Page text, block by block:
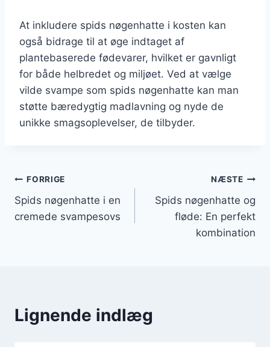
At inkludere spids nøgenhatte i kosten kan
også bidrage til at øge indtaget af
plantebaserede fødevarer, hvilket er gavnligt
for både helbredet og miljøet. Ved at vælge
vilde svampe som spids nøgenhatte kan man
støtte bæredygtig madlavning og nyde de
unikke smagsoplevelser, de tilbyder.
Indlægsnavigation
FORRIGE
Spids nøgenhatte i en
cremede svampesovs
NÆSTE
Spids nøgenhatte og
fløde: En perfekt
kombination
Lignende indlæg